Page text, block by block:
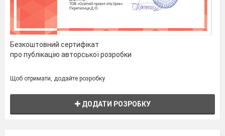
Безкоштовний сертифікат
про публікацію авторської розробки
Щоб отримати, додайте розробку
ДОДАТИ РОЗРОБКУ